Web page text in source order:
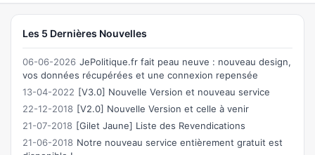
Les 5 Dernières Nouvelles
06-06-2026 JePolitique.fr fait peau neuve : nouveau design,
vos données récupérées et une connexion repensée
13-04-2022 [V3.0] Nouvelle Version et nouveau service
22-12-2018 [V2.0] Nouvelle Version et celle à venir
21-07-2018 [Gilet Jaune] Liste des Revendications
21-06-2018 Notre nouveau service entièrement gratuit est